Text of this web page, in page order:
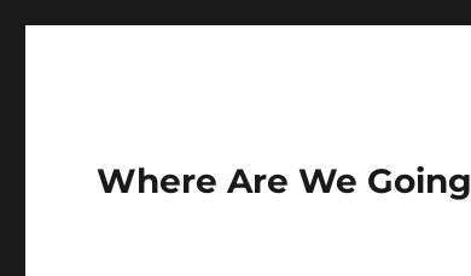
Where Are We Going